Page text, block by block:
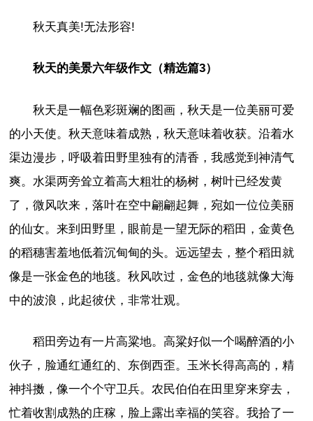
秋天真美!无法形容!
秋天的美景六年级作文（精选篇3）
秋天是一幅色彩斑斓的图画，秋天是一位美丽可爱
的小天使。秋天意味着成熟，秋天意味着收获。沿着水
渠边漫步，呼吸着田野里独有的清香，我感觉到神清气
爽。水渠两旁耸立着高大粗壮的杨树，树叶已经发黄
了，微风吹来，落叶在空中翩翩起舞，宛如一位位美丽
的仙女。来到田野里，眼前是一望无际的稻田，金黄色
的稻穗害羞地低着沉甸甸的头。远远望去，整个稻田就
像是一张金色的地毯。秋风吹过，金色的地毯就像大海
中的波浪，此起彼伏，非常壮观。
稻田旁边有一片高粱地。高粱好似一个喝醉酒的小
伙子，脸通红通红的、东倒西歪。玉米长得高高的，精
神抖擞，像一个个守卫兵。农民伯伯在田里穿来穿去，
忙着收割成熟的庄稼，脸上露出幸福的笑容。我拾了一